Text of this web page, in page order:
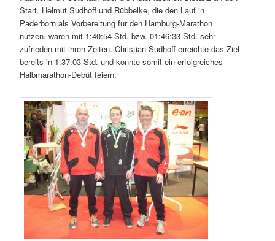
Start. Helmut Sudhoff und Rübbelke, die den Lauf in
Paderborn als Vorbereitung für den Hamburg-Marathon
nutzen, waren mit 1:40:54 Std. bzw. 01:46:33 Std. sehr
zufrieden mit ihren Zeiten. Christian Sudhoff erreichte das Ziel
bereits in 1:37:03 Std. und konnte somit ein erfolgreiches
Halbmarathon-Debüt feiern.